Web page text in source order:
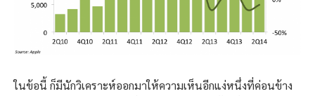
ในข้อนี้ ก็มีนักวิเคราะห์ออกมาให้ความเห็นอีกแง่หนึ่งที่ค่อนข้าง